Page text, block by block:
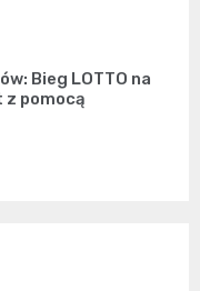
Bieg LOTTO na
z pomocą